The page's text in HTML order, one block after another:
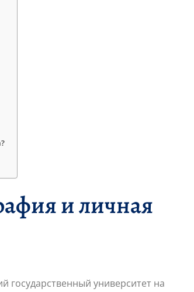
и личная
государственный университет на